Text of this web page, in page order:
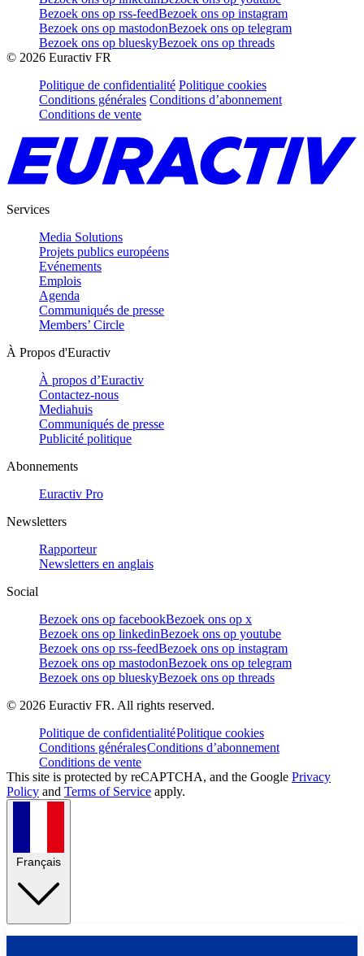
Bezoek ons op rss-feedBezoek ons op instagram
Bezoek ons op mastodonBezoek ons op telegram
Bezoek ons op blueskyBezoek ons op threads
© 2026 Euractiv FR
Politique de confidentialité Politique cookies
Conditions générales Conditions d’abonnement
Conditions de vente
Services
Media Solutions
Projets publics européens
Evénements
Emplois
Agenda
Communiqués de presse
Members’ Circle
À Propos d'Euractiv
À propos d’Euractiv
Contactez-nous
Mediahuis
Communiqués de presse
Publicité politique
Abonnements
Euractiv Pro
Newsletters
Rapporteur
Newsletters en anglais
Social
Bezoek ons op facebookBezoek ons op x
Bezoek ons op linkedinBezoek ons op youtube
Bezoek ons op rss-feedBezoek ons op instagram
Bezoek ons op mastodonBezoek ons op telegram
Bezoek ons op blueskyBezoek ons op threads
© 2026 Euractiv FR. All rights reserved.
Politique de confidentialitéPolitique cookies
Conditions généralesConditions d’abonnement
Conditions de vente
This site is protected by reCAPTCHA, and the Google Privacy
Policy and Terms of Service apply.
Français